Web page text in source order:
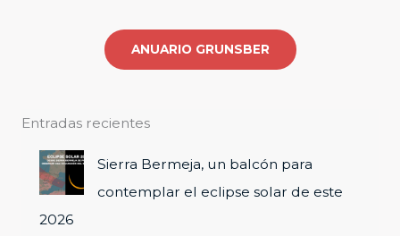
ANUARIO GRUNSBER
Entradas recientes
Sierra Bermeja, un balcón para
contemplar el eclipse solar de este
2026